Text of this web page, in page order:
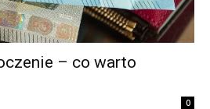
– co warto
0